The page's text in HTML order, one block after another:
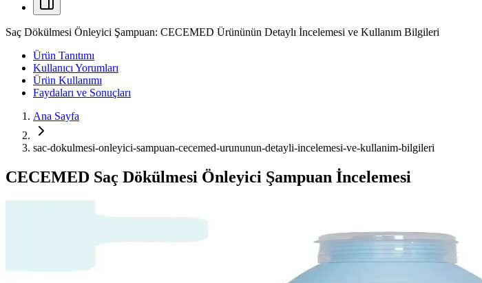
Saç Dökülmesi Önleyici Şampuan: CECEMED Ürününün Detaylı İncelemesi ve Kullanım Bilgileri
Ürün Tanıtımı
Kullanıcı Yorumları
Ürün Kullanımı
Faydaları ve Sonuçları
Ana Sayfa
sac-dokulmesi-onleyici-sampuan-cecemed-urununun-detayli-incelemesi-ve-kullanim-bilgileri
CECEMED Saç Dökülmesi Önleyici Şampuan İncelemesi